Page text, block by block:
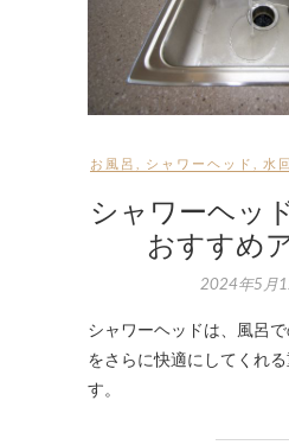
お風呂 シャワーヘッド 水
シャワーヘッ
おすすめ
2024年5月
シャワーヘッドは、風呂
をさらに快適にしてくれ
す。